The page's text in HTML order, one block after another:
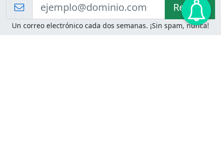
Recibir!
Un correo electrónico cada dos semanas. ¡Sin spam, nunca!